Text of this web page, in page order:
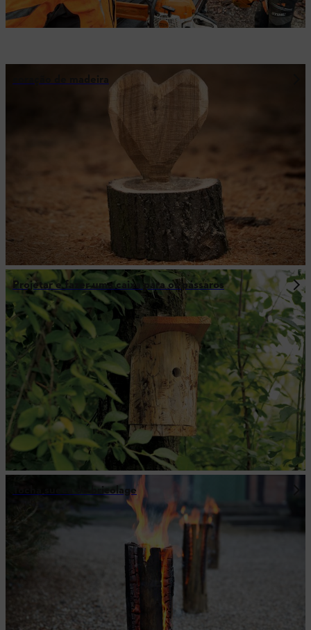
coração de madeira
Projetar e fazer uma caixa para os pássaros
Tocha sueca de bricolage